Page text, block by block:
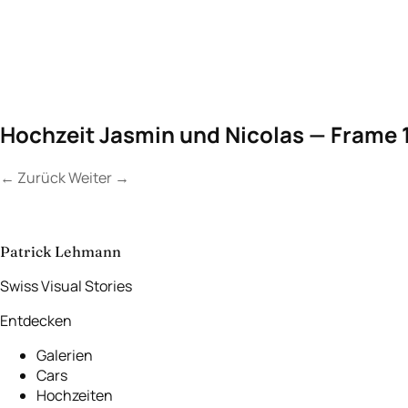
Hochzeit Jasmin und Nicolas — Frame
← ZurückWeiter →
Lassen Sie unsetwas Unvergessliches
Patrick Lehmann
Swiss Visual Stories
Entdecken
Galerien
Cars
Hochzeiten